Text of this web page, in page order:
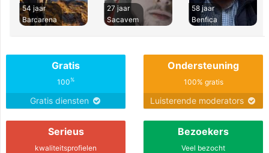
54 jaar
Barcarena
27 jaar
Sacavem
58 jaar
Benfica
Gratis
100%
Gratis diensten
Ondersteuning
100% gratis
Luisterende moderators
Serieus
kwaliteitsprofielen
Bezoekers
Veel bezocht